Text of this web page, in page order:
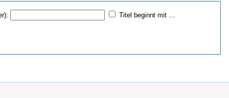
Titel beginnt mit …